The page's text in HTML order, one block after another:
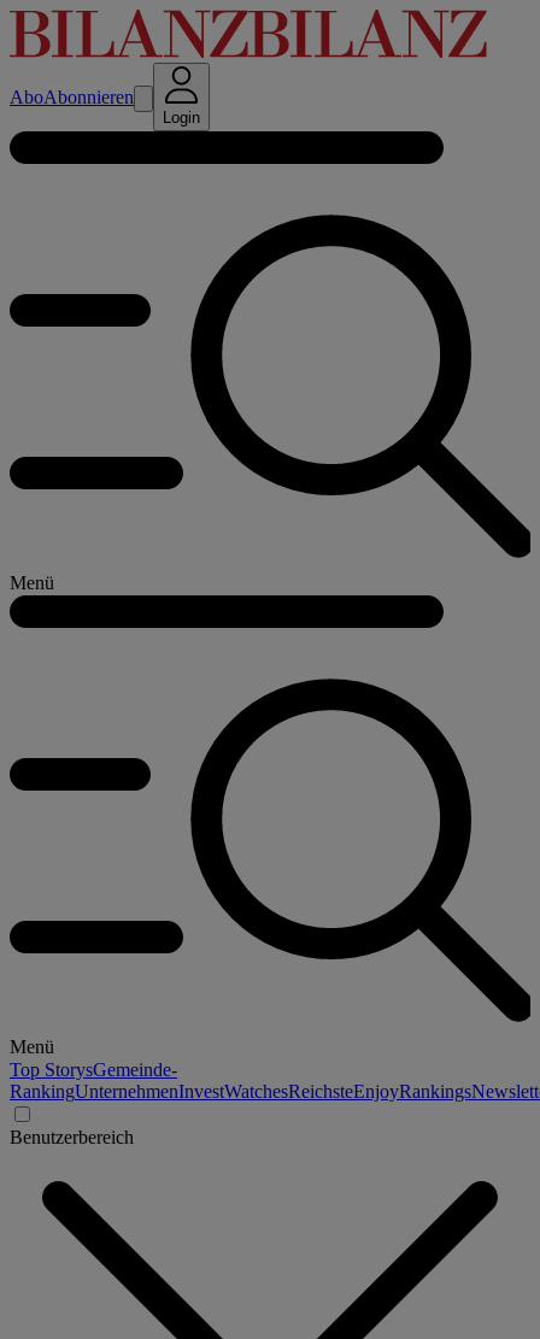
AboAbonnieren
Login
Menü
Menü
Top StorysGemeinde-
RankingUnternehmenInvestWatchesReichsteEnjoyRankings
Benutzerbereich